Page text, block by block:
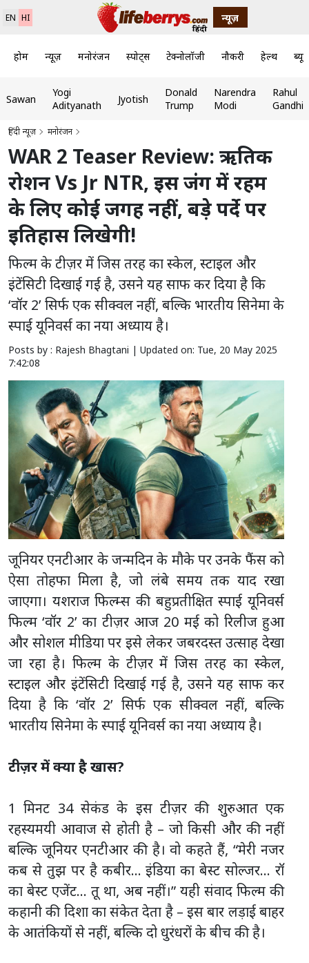
EN HI न्यूज़
होम न्यूज़ मनोरंजन स्पोर्ट्स टेक्नोलॉजी नौकरी हेल्थ
Sawan
Yogi
Adityanath
Jyotish
Donald
Trump
Narendra
Modi
Rahul
Gandhi
हिंदी न्यूज़ मनोरंजन
WAR 2 Teaser Review: ऋतिक
रोशन Vs Jr NTR, इस जंग में रहम
के लिए कोई जगह नहीं, बड़े पर्दे पर
इतिहास लिखेगी!
फिल्म के टीज़र में जिस तरह का स्केल, स्टाइल और
इंटेंसिटी दिखाई गई है, उसने यह साफ कर दिया है कि
‘वॉर 2’ सिर्फ एक सीक्वल नहीं, बल्कि भारतीय सिनेमा के
स्पाई यूनिवर्स का नया अध्याय है।
Posts by : Rajesh Bhagtani | Updated on: Tue, 20 May 2025
7:42:08
जूनियर एनटीआर के जन्मदिन के मौके पर उनके फैंस को
ऐसा तोहफा मिला है, जो लंबे समय तक याद रखा
जाएगा। यशराज फिल्म्स की बहुप्रतीक्षित स्पाई यूनिवर्स
फिल्म ‘वॉर 2’ का टीज़र आज 20 मई को रिलीज हुआ
और सोशल मीडिया पर इसे लेकर जबरदस्त उत्साह देखा
जा रहा है। फिल्म के टीज़र में जिस तरह का स्केल,
स्टाइल और इंटेंसिटी दिखाई गई है, उसने यह साफ कर
दिया है कि ‘वॉर 2’ सिर्फ एक सीक्वल नहीं, बल्कि
भारतीय सिनेमा के स्पाई यूनिवर्स का नया अध्याय है।
टीज़र में क्या है खास?
1 मिनट 34 सेकंड के इस टीज़र की शुरुआत एक
रहस्यमयी आवाज से होती है – जो किसी और की नहीं
बल्कि जूनियर एनटीआर की है। वो कहते हैं, “मेरी नजर
कब से तुझ पर है कबीर… इंडिया का बेस्ट सोल्जर… रॉ
का बेस्ट एजेंट… तू था, अब नहीं।” यही संवाद फिल्म की
कहानी की दिशा का संकेत देता है – इस बार लड़ाई बाहर
के आतंकियों से नहीं, बल्कि दो धुरंधरों के बीच की है।